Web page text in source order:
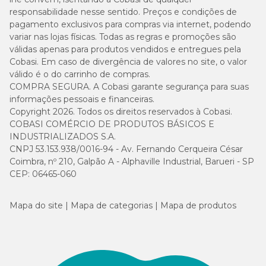
responsabilidade nesse sentido. Preços e condições de
pagamento exclusivos para compras via internet, podendo
variar nas lojas físicas. Todas as regras e promoções são
válidas apenas para produtos vendidos e entregues pela
Cobasi. Em caso de divergência de valores no site, o valor
válido é o do carrinho de compras.
COMPRA SEGURA. A Cobasi garante segurança para suas
informações pessoais e financeiras.
Copyright 2026. Todos os direitos reservados à Cobasi.
COBASI COMÉRCIO DE PRODUTOS BÁSICOS E
INDUSTRIALIZADOS S.A.
CNPJ 53.153.938/0016-94 - Av. Fernando Cerqueira César
Coimbra, nº 210, Galpão A - Alphaville Industrial, Barueri - SP
CEP: 06465-060
Mapa do site Mapa de categorias Mapa de produtos